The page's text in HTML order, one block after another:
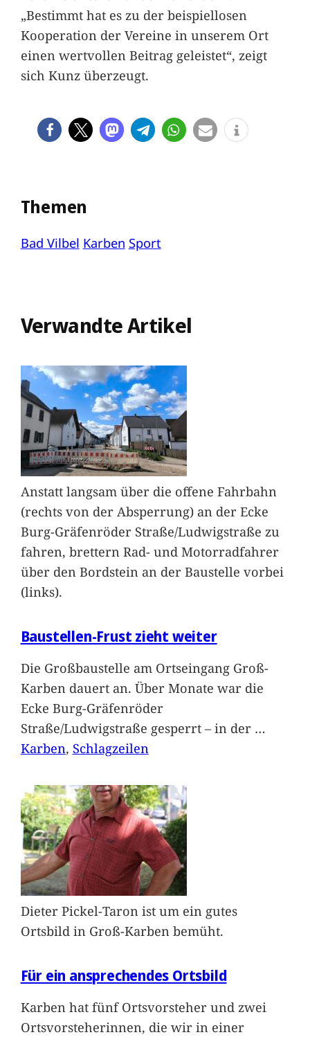
„Bestimmt hat es zu der beispiellosen
Kooperation der Vereine in unserem Ort
einen wertvollen Beitrag geleistet“, zeigt
sich Kunz überzeugt.
Themen
Bad Vilbel Karben Sport
Verwandte Artikel
Anstatt langsam über die offene Fahrbahn
(rechts von der Absperrung) an der Ecke
Burg-Gräfenröder Straße/Ludwigstraße zu
fahren, brettern Rad- und Motorradfahrer
über den Bordstein an der Baustelle vorbei
(links).
Baustellen-Frust zieht weiter
Die Großbaustelle am Ortseingang Groß-
Karben dauert an. Über Monate war die
Ecke Burg-Gräfenröder
Straße/Ludwigstraße gesperrt – in der …
Karben, Schlagzeilen
Dieter Pickel-Taron ist um ein gutes
Ortsbild in Groß-Karben bemüht.
Für ein ansprechendes Ortsbild
Karben hat fünf Ortsvorsteher und zwei
Ortsvorsteherinnen, die wir in einer